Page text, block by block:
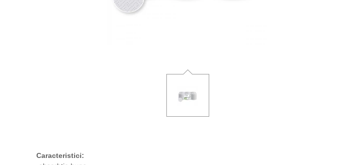
Caracteristici: